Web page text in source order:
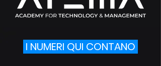
I NUMERI QUI CONTANO